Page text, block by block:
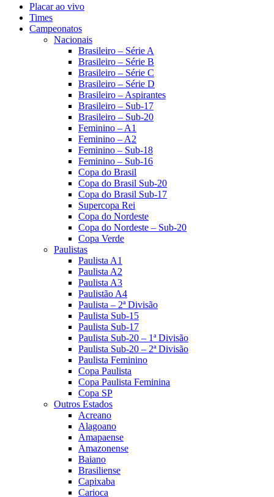
Placar ao vivo
Times
Campeonatos
Nacionais
Brasileiro – Série A
Brasileiro – Série B
Brasileiro – Série C
Brasileiro – Série D
Brasileiro – Aspirantes
Brasileiro – Sub-17
Brasileiro – Sub-20
Feminino – A1
Feminino – A2
Feminino – Sub-18
Feminino – Sub-16
Copa do Brasil
Copa do Brasil Sub-20
Copa do Brasil Sub-17
Supercopa Rei
Copa do Nordeste
Copa do Nordeste – Sub-20
Copa Verde
Paulistas
Paulista A1
Paulista A2
Paulista A3
Paulistão A4
Paulista – 2ª Divisão
Paulista Sub-15
Paulista Sub-17
Paulista Sub-20 – 1ª Divisão
Paulista Sub-20 – 2ª Divisão
Paulista Feminino
Copa Paulista
Copa Paulista Feminina
Copa SP
Outros Estados
Acreano
Alagoano
Amapaense
Amazonense
Baiano
Brasiliense
Capixaba
Carioca